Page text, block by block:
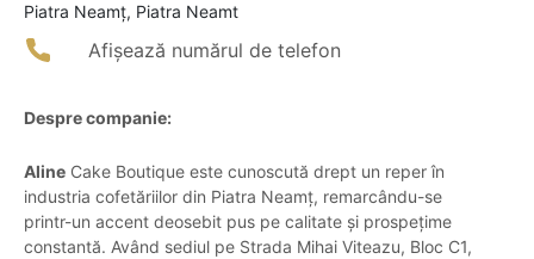
Piatra Neamţ, Piatra Neamt
Afișează numărul de telefon
Despre companie:
Aline Cake Boutique este cunoscută drept un reper în
industria cofetăriilor din Piatra Neamț, remarcându-se
printr-un accent deosebit pus pe calitate și prospețime
constantă. Având sediul pe Strada Mihai Viteazu, Bloc C1,